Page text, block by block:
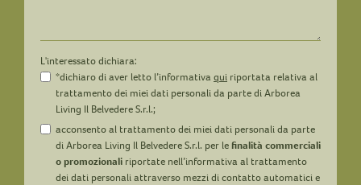
L'interessato dichiara:
*dichiaro di aver letto l’informativa qui riportata relativa al
trattamento dei miei dati personali da parte di Arborea
Living Il Belvedere S.r.l.;
acconsento al trattamento dei miei dati personali da parte
di Arborea Living Il Belvedere S.r.l. per lefinalità commerciali
o promozionali riportate nell’informativa al trattamento
dei dati personali attraverso mezzi di contatto automatici e